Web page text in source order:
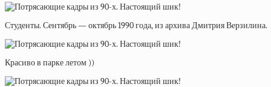
Студенты. Сентябрь — октябрь 1990 года, из архива Дмитрия Верзилина.
Красиво в парке летом ))